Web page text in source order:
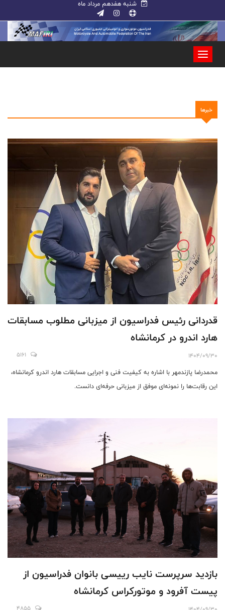
شنبه هفدهم مرداد ماه
خبرها
قدردانی رئیس فدراسیون از میزبانی مطلوب مسابقات
هارد اندرو در کرمانشاه
1404/09/30
5161
محمدرضا پازندمهر با اشاره به کیفیت فنی و اجرایی مسابقات هارد اندرو کرمانشاه،
این رقابت‌ها را نمونه‌ای موفق از میزبانی حرفه‌ای دانست.
بازدید سرپرست نایب رییسی بانوان فدراسیون از
پیست‌ آفرود و موتورکراس کرمانشاه